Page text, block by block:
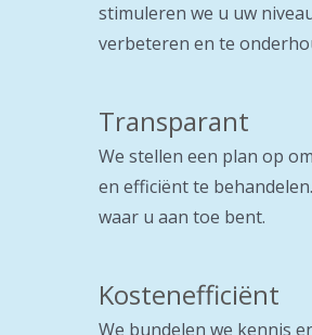
stimuleren we u uw
verbeteren en te
Transparant
We stellen een plan op
en efficiënt te
waar u aan toe bent.
Kostenefficiënt
We bundelen we kennis